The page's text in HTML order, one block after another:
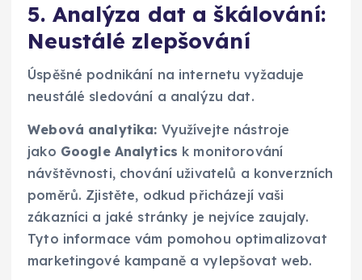
5. Analýza dat a škálování:
Neustálé zlepšování
Úspěšné podnikání na internetu vyžaduje
neustálé sledování a analýzu dat.
Webová analytika: Využívejte nástroje
jako Google Analytics k monitorování
návštěvnosti, chování uživatelů a konverzních
poměrů. Zjistěte, odkud přicházejí vaši
zákazníci a jaké stránky je nejvíce zaujaly.
Tyto informace vám pomohou optimalizovat
marketingové kampaně a vylepšovat web.